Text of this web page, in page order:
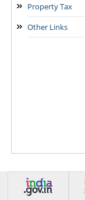
Property Tax
Other Links